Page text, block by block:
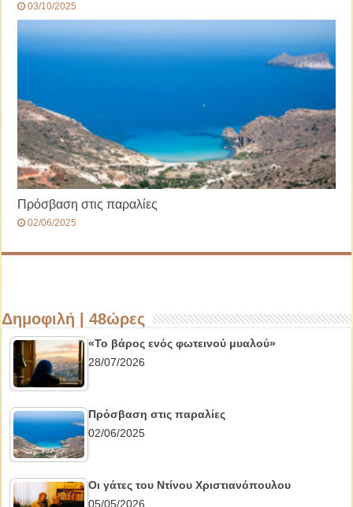
03/10/2025
Πρόσβαση στις παραλίες
02/06/2025
Δημοφιλή | 48ώρες
«Το βάρος ενός φωτεινού μυαλού»
28/07/2026
Πρόσβαση στις παραλίες
02/06/2025
Οι γάτες του Ντίνου Χριστιανόπουλου
05/05/2026